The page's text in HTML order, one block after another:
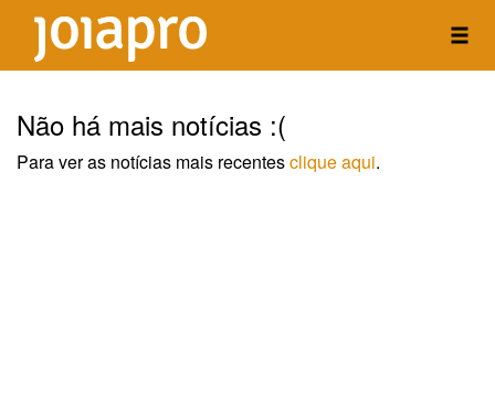
Não há mais notícias :(
Para ver as notícias mais recentesclique aqui.